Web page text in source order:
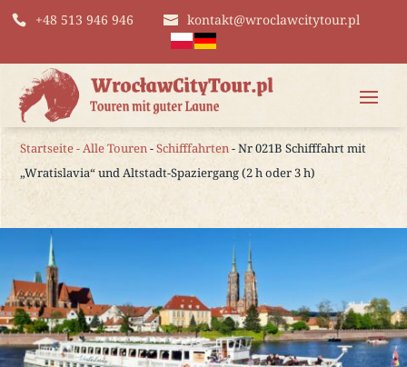
+48 513 946 946 kontakt@wroclawcitytour.pl
Startseite-Alle Touren-Schifffahrten- Nr 021B Schifffahrt mit
„Wratislavia“ und Altstadt-Spaziergang (2 h oder 3 h)